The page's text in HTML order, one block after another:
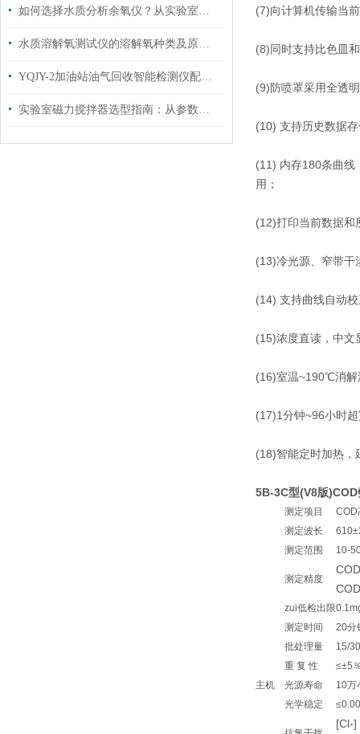
如何选择水质分析余氧仪？从实验室到工业场景的选型差异分析
水质溶解氧测试仪的溶解氧种类及原理说明
YQJY-2加油站油气回收智能检测仪配置清单
实验室磁力搅拌器选型指南：从参数匹配到场景适配，精准选购不踩坑
(7)向计算机传输当
(8)同时支持比色皿
(9)防喷罩采用全透
(10) 支持历史数据
(11) 内存180条曲线
用；
(12)打印当前数据和
(13)冷光源、窄带干
(14) 支持曲线自动
(15)浓度直读，中文
(16)室温~190℃消解
(17)1分钟~96小时
(18)智能定时加热，
5B-3C型(V8版
主机
测定项目
COD
测定波长
测定范围
10-
测定精度
zui低检出限
测定时间
20分
批处理量
15/
重 复 性
≤±5
光源寿命
10万
光学稳定
[Cl-